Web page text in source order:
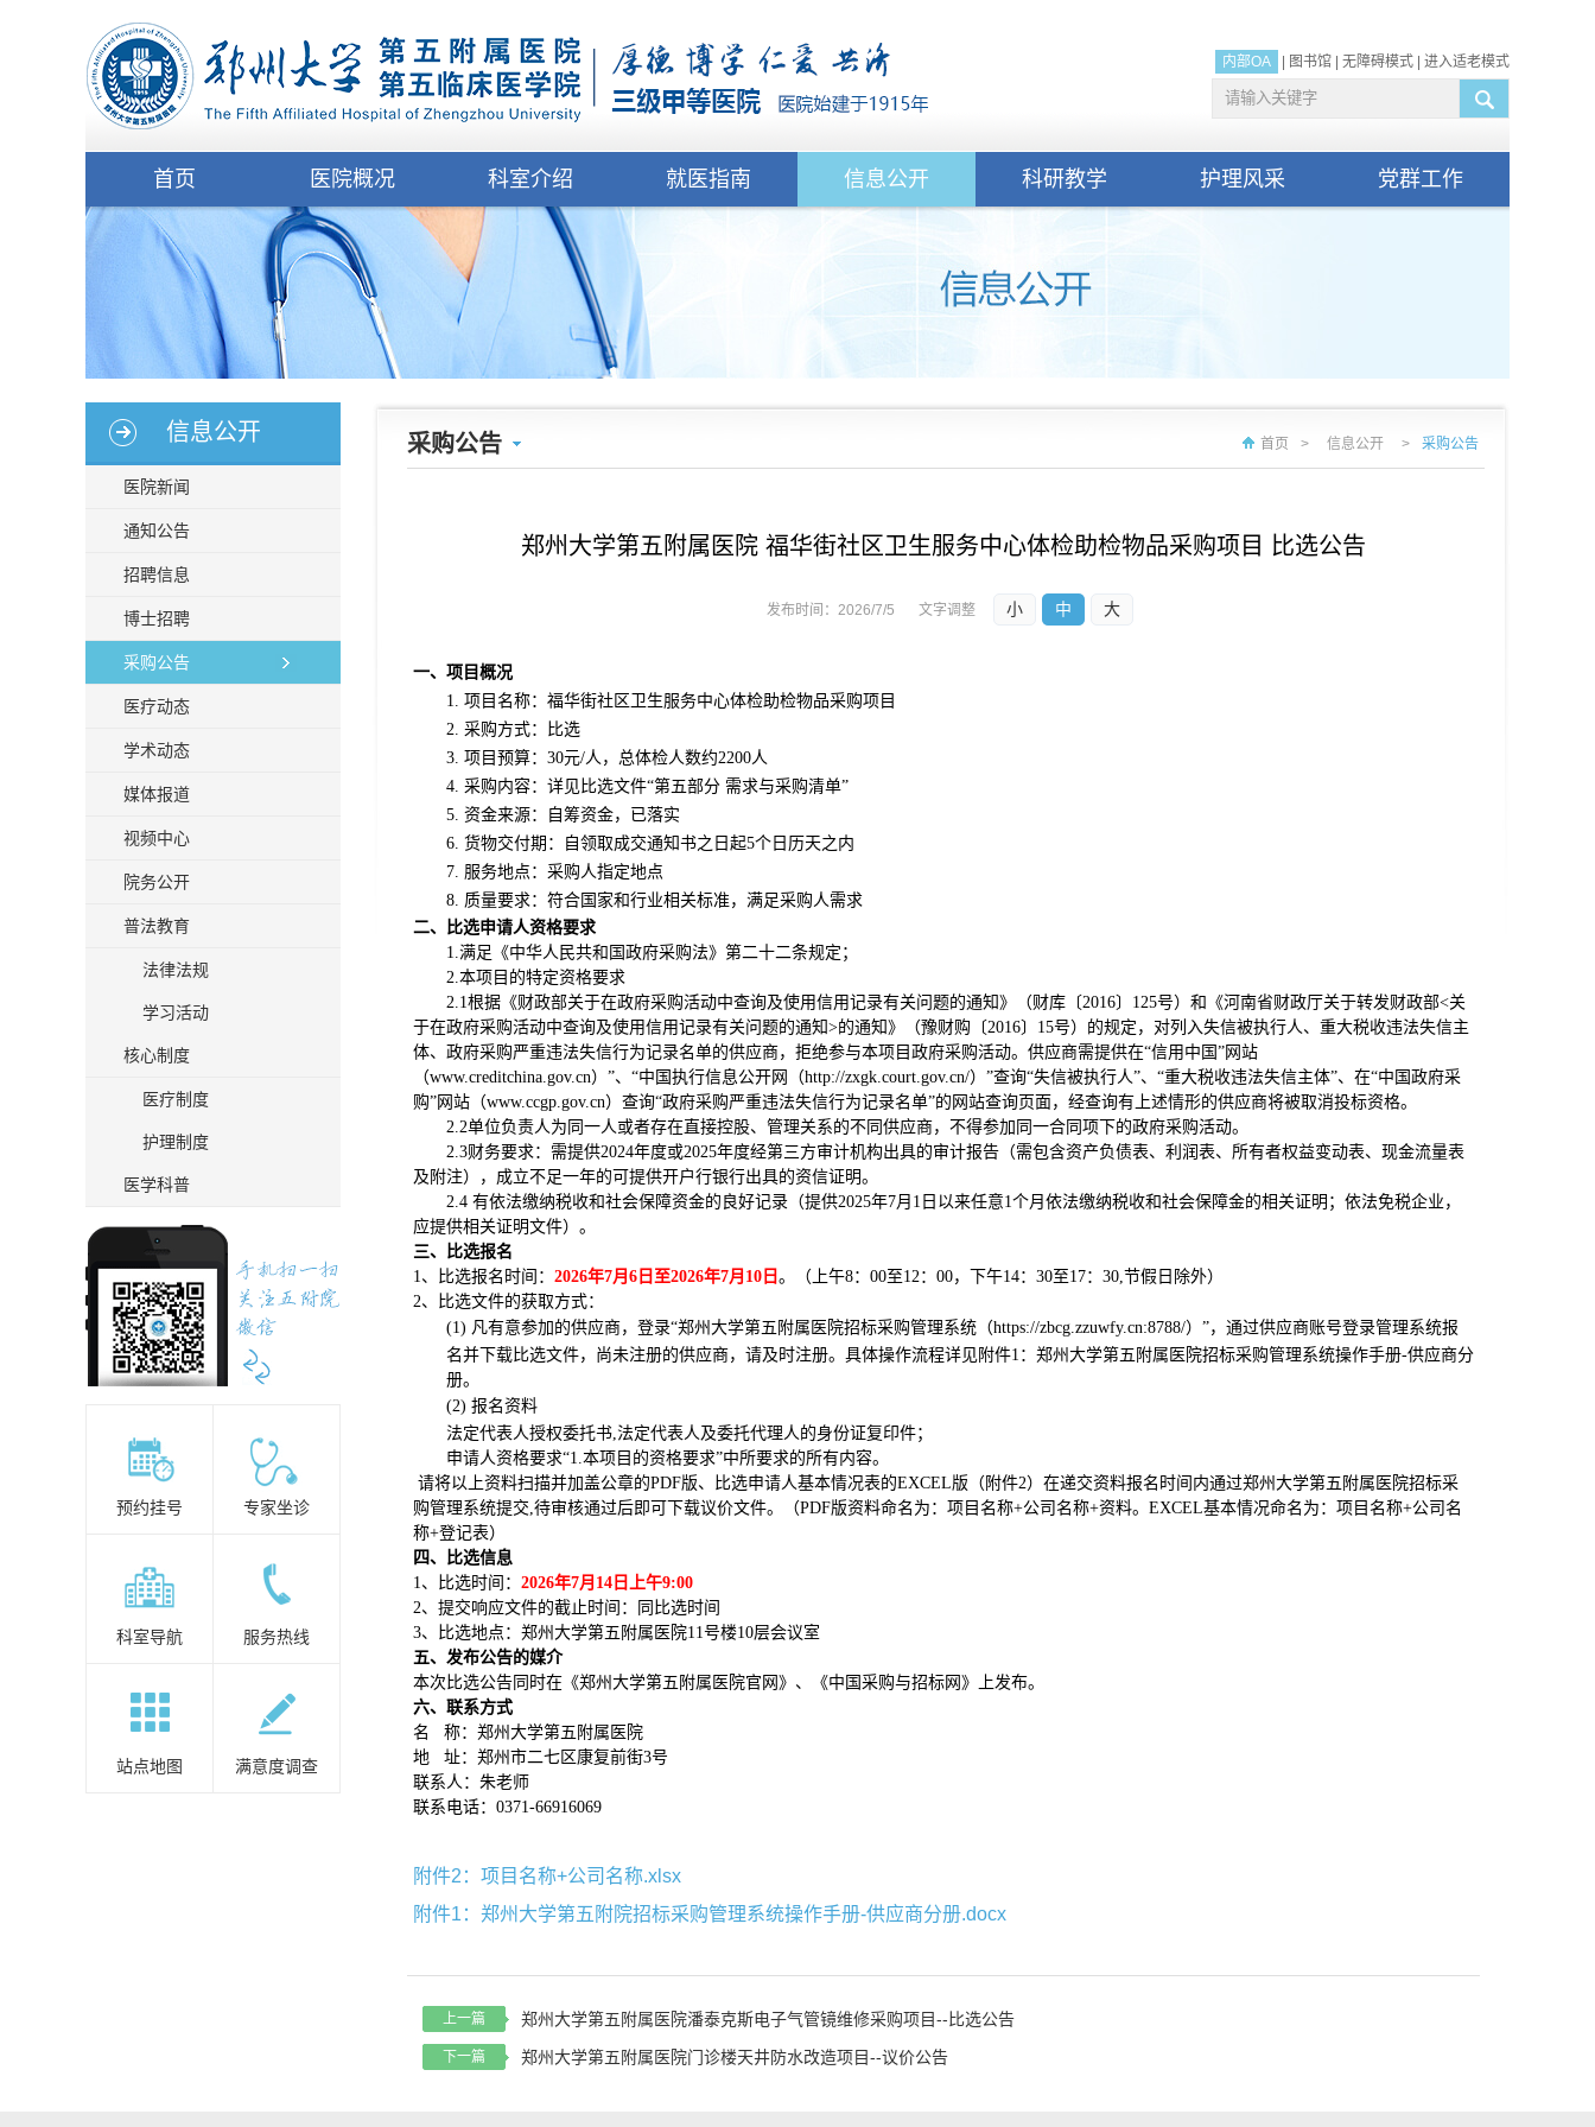
内部OA 图书馆 无障碍模式 进入适老模式
首页 医院概况 科室介绍 就医指南 信息公开 科研教学 护理风采 党群工作
信息公开
医院新闻
通知公告
招聘信息
博士招聘
采购公告
医疗动态
学术动态
媒体报道
视频中心
院务公开
普法教育
法律法规
学习活动
核心制度
医疗制度
护理制度
医学科普
预约挂号 专家坐诊
科室导航 服务热线
站点地图 满意度调查
采购公告 首页 > 信息公开 > 采购公告
郑州大学第五附属医院 福华街社区卫生服务中心体检助检物品采购项目 比选公告
发布时间： 2026/7/5 文字调整 小 中 大
一、 项目概况
1. 项目名称：福华街社区卫生服务中心体检助检物品采购项目
2. 采购方式：比选
3. 项目预算： 30元/人，总体检人数约2200人
4. 采购内容：详见比选文件“第五部分 需求与采购清单”
5. 资金来源：自筹资金，已落实
6. 货物交付期 ：自领取成交通知书之日起5个 日历天之内
7. 服务地点：采购人指定地点
8. 质量要求：符合国家和行业相关标准，满足采购人需求
二、比选申请人资格要求
1.满足《中华人民共和国政府采购法》第二十二条规定；
2.本项目的特定资格要求
2.1根据《财政部关于在政府采购活动中查询及使用信用记录有关问题的通知》（财库〔2016〕125号）和《河南省财政厅关于转发财政部<关
于在政府采购活动中查询及使用信用记录有关问题的通知>的通知》（豫财购〔2016〕15号）的规定，对列入失信被执行人、重大税收违法失信主
体、政府采购严重违法失信行为记录名单的供应商，拒绝参与本项目政府采购活动。供应商需提供在“信用中国”网站
（www.creditchina.gov.cn）”、“中国执行信息公开网（http://zxgk.court.gov.cn/）”查询“失信被执行人”、“重大税收违法失信主体”、在“中国政府采
购”网站（www.ccgp.gov.cn）查询“政府采购严重违法失信行为记录名单”的网站查询页面，经查询有上述情形的供应商将被取消投标资格。
2.2单位负责人为同一人或者存在直接控股、管理关系的不同供应商，不得参加同一合同项下的政府采购活动。
2.3财务要求：需提供2024年度或2025年度经第三方审计机构出具的审计报告（需包含资产负债表、利润表、 所有者权益变动表、 现金流量表
及附注），成立不足一年的可提供开户行银行出具的资信证明。
2.4 有依法缴纳税收和社会保障资金的良好记录（提供2025年7月 1日以来任意1个月依法缴纳税收和社会保障金的相关证明；依法免税企业，
应提供相关证明文件）。
三、比选报名
1、比选报名时间： 2026年7月 6日至2026年7月10日 。（上午8：00至12：00，下午14：30至17：30,节假日除外）
2、比选文件的获取方式：
(1) 凡有意参加的供应商，登录“郑州大学第五附属医院招标采购管理系统（https://zbcg.zzuwfy.cn:8788/）”，通过供应商账号登录管理系统报
名并下载比选文件，尚未注册的供应商，请及时注册。具体操作流程详见附件1：郑州大学第五附属医院招标采购管理系统操作手册-供应商分
册。
(2) 报名资料
法定代表人授权委托书,法定代表人及委托代理人的身份证复印件；
申请人资格要求“1.本项目的资格要求”中所要求的所有内容。
请将以上资料扫描并加盖公章的PDF版、比选申请人基本情况表的EXCEL版（附件2）在递交资料报名时间内通过郑州大学第五附属医院招标采
购管理系统提交,待审核通过后即可下载议价文件。（PDF版资料命名为：项目名称+公司名称+资料。EXCEL基本情况命名为：项目名称+公司名
称+登记表）
四、比选信息
1、比选时间： 2026年7月14日 上午9:00
2、提交响应文件的截止时间：同比选时间
3、比选地点：郑州大学第五附属医院11号楼10层会议室
五、发布公告的媒介
本次比选公告同时在《郑州大学第五附属医院官网》、《中国采购与招标网》上发布。
六、联系方式
名
称：郑州大学第五附属医院
地
址：郑州市二七区康复前街3号
联系人：朱老师
联系电话： 0371-66916069
附件2：项目名称+公司名称.xlsx
附件1：郑州大学第五附院招标采购管理系统操作手册-供应商分册.docx
上一篇 郑州大学第五附属医院潘泰克斯电子气管镜维修采购项目--比选公告
下一篇 郑州大学第五附属医院门诊楼天井防水改造项目--议价公告